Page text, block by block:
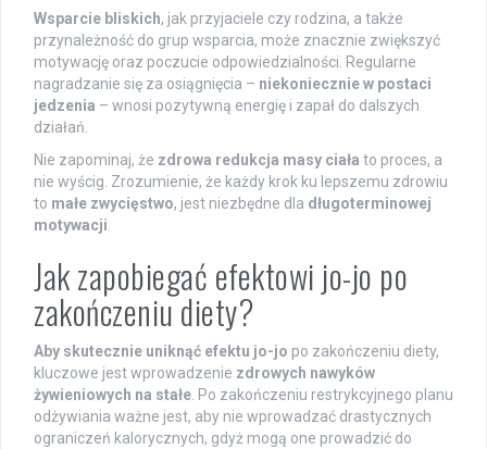
Wsparcie bliskich, jak przyjaciele czy rodzina, a także
przynależność do grup wsparcia, może znacznie zwiększyć
motywację oraz poczucie odpowiedzialności. Regularne
nagradzanie się za osiągnięcia – niekoniecznie w postaci
jedzenia – wnosi pozytywną energię i zapał do dalszych
działań.
Nie zapominaj, że zdrowa redukcja masy ciała to proces, a
nie wyścig. Zrozumienie, że każdy krok ku lepszemu zdrowiu
to małe zwycięstwo, jest niezbędne dla długoterminowej
motywacji
Jak zapobiegać efektowi jo-jo po
zakończeniu diety?
Aby skutecznie uniknąć efektu jo-jo po zakończeniu diety,
kluczowe jest wprowadzenie zdrowych nawyków
żywieniowych na stałe . Po zakończeniu restrykcyjnego planu
odżywiania ważne jest, aby nie wprowadzać drastycznych
ograniczeń kalorycznych, gdyż mogą one prowadzić do